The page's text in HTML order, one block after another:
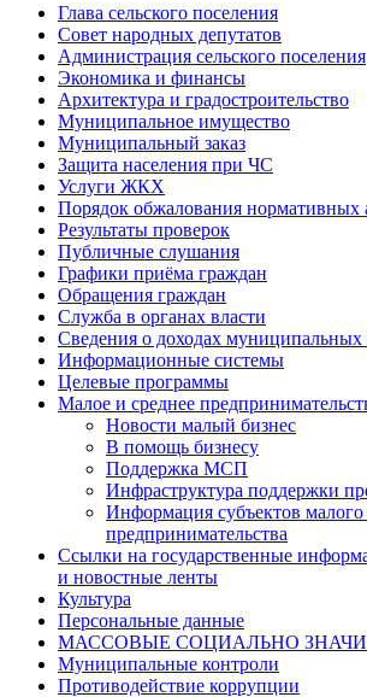
Глава сельского поселения
Совет народных депутатов
Администрация сельского поселения
Экономика и финансы
Архитектура и градостроительство
Муниципальное имущество
Муниципальный заказ
Защита населения при ЧС
Услуги ЖКХ
Порядок обжалования нормативных
Результаты проверок
Публичные слушания
Графики приёма граждан
Обращения граждан
Служба в органах власти
Сведения о доходах
Информационные системы
Целевые программы
Малое и среднее
Новости малый бизнес
В помощь бизнесу
Поддержка МСП
Инфраструктура поддержки
Информация субъектов малого
предпринимательства
Ссылки на государственные
и новостные ленты
Культура
Персональные данные
МАССОВЫЕ СОЦИАЛЬНО
Муниципальные контроли
Противодействие коррупции